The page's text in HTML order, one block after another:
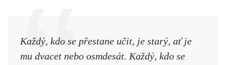
Každý, kdo se přestane učit, je starý, ať je
mu dvacet nebo osmdesát. Každý, kdo se